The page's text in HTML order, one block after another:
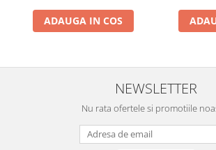
ADAUGA IN COS
NEWSLETTER
Nu rata ofertele si promotiile